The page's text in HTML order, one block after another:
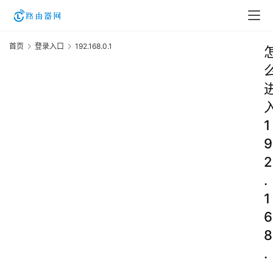
首页 登录入口 192.168.0.1
1
9
2
.
1
6
8
.